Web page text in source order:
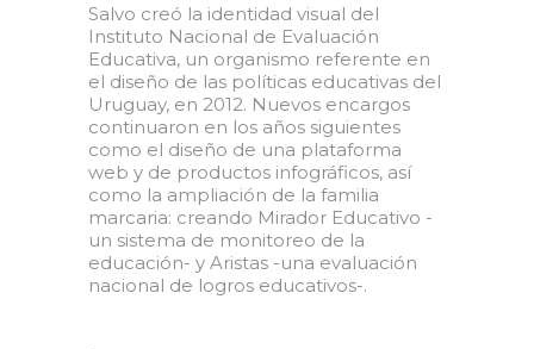
Salvo creó la identidad visual del
Instituto Nacional de Evaluación
Educativa, un organismo referente en
el diseño de las políticas educativas del
Uruguay, en 2012. Nuevos encargos
continuaron en los años siguientes
como el diseño de una plataforma
web y de productos infográficos, así
como la ampliación de la familia
marcaria: creando Mirador Educativo -
un sistema de monitoreo de la
educación- y Aristas -una evaluación
nacional de logros educativos-.